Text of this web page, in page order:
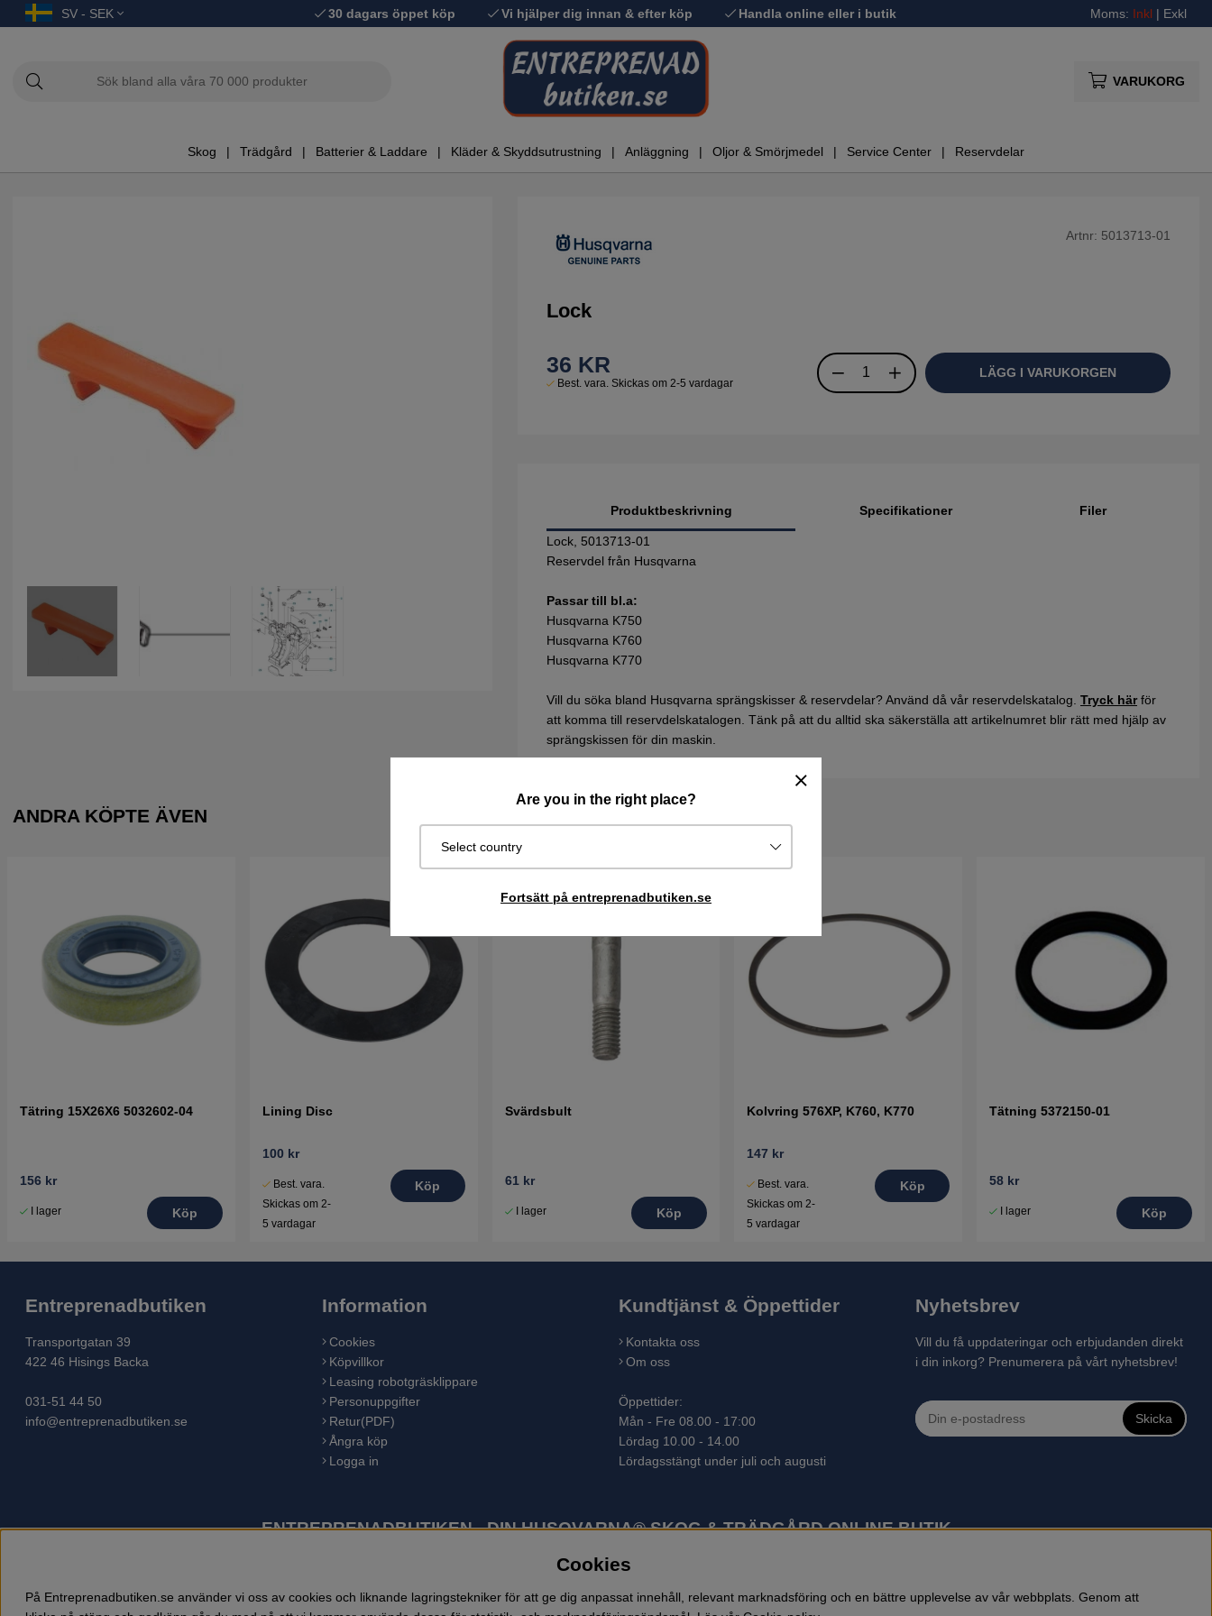
SV - SEK 30 dagars öppet köp Vi hjälper dig innan & efter köp Handla online eller i butik Moms: Inkl | Exkl
VARUKORG
Skog Trädgård Batterier & Laddare Kläder & Skyddsutrustning Anläggning Oljor & Smörjmedel Service Center Reservdelar
Are you in the right place?
Select country
Fortsätt på entreprenadbutiken.se
Artnr: 5013713-01
Lock
36 KR
Best. vara. Skickas om 2-5 vardagar
LÄGG I VARUKORGEN
Produktbeskrivning
Lock, 5013713-01
Reservdel från Husqvarna
Passar till bl.a:
Husqvarna K750
Husqvarna K760
Husqvarna K770
Vill du söka bland Husqvarna sprängskisser & reservdelar? Använd då vår reservdelskatalog. Tryck härför
att komma till reservdelskatalogen. Tänk på att du alltid ska säkerställa att artikelnumret blir rätt med hjälp av
sprängskissen för din maskin.
Specifikationer Filer
ANDRA KÖPTE ÄVEN
Tätring 15X26X6 5032602-04
156 kr
I lager Köp
Lining Disc
100 kr
Best. vara.
Skickas om 2-
5 vardagar
Köp
Svärdsbult
61 kr
I lager Köp
Kolvring 576XP, K760, K770
147 kr
Best. vara.
Skickas om 2-
5 vardagar
Köp
Tätning 5372150-01
58 kr
I lager Köp
Entreprenadbutiken
Transportgatan 39
422 46 Hisings Backa
031-51 44 50
info@entreprenadbutiken.se
Information
Cookies
Köpvillkor
Leasing robotgräsklippare
Personuppgifter
Retur(PDF)
Ångra köp
Logga in
Kundtjänst & Öppettider
Kontakta oss
Om oss
Öppettider:
Mån - Fre 08.00 - 17:00
Lördag 10.00 - 14.00
Lördagsstängt under juli och augusti
Nyhetsbrev
Vill du få uppdateringar och erbjudanden direkt
i din inkorg? Prenumerera på vårt nyhetsbrev!
Skicka
ENTREPRENADBUTIKEN - DIN HUSQVARNA® SKOG & TRÄDGÅRD ONLINE BUTIK
Husqvarna är världens största tillverkare av utomhusprodukter som skogsmaskiner och trädgårdsmaskiner. I sortimentet finns bl.a. robotgräsklippare, motorsågar, röjsågar, trimmers, riders,
Cookies
På Entreprenadbutiken.se använder vi oss av cookies och liknande lagringstekniker för att ge dig anpassat innehåll, relevant marknadsföring och en bättre upplevelse av vår webbplats. Genom att